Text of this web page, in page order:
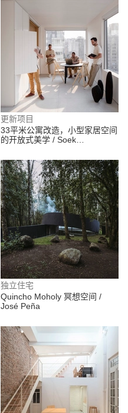
更新项目
33平米公寓改造，小型家居空间
的开放式美学 / Soek
独立住宅
Quincho Moholy 冥想空间 /
José Peña